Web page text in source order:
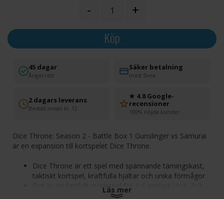
- +
Köp
45 dagar
Ångerrätt
Säker betalning
med Svea
2 dagars leverans
Beställ innan kl. 12
★ 4.8 Google-
recensioner
100% nöjda kunder
Dice Throne: Season 2 - Battle Box 1 Gunslinger vs Samurai
är en expansion till kortspelet Dice Throne.
Dice Throne är ett spel med spännande tärningskast,
taktiskt kortspel, kraftfulla hjältar och unika förmågor
Det är ett fartfyllt stridsspel för 2-6 spelare (1v1, 2v2,
3v3, 2v2v2 eller fritt för alla)
Läs mer